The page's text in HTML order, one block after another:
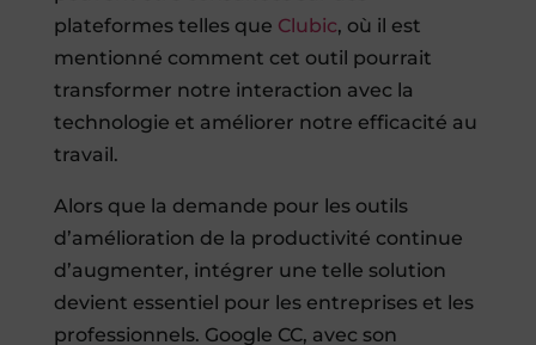
plateformes telles que Clubic, où il est
mentionné comment cet outil pourrait
transformer notre interaction avec la
technologie et améliorer notre efficacité au
travail.
Alors que la demande pour les outils
d’amélioration de la productivité continue
d’augmenter, intégrer une telle solution
devient essentiel pour les entreprises et les
professionnels. Google CC, avec son